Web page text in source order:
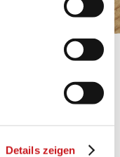
Details zeigen
Perfekt zu